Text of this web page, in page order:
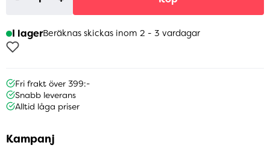
I lagerBeräknas skickas inom 2 - 3 vardagar
Fri frakt över 399:-
Snabb leverans
Alltid låga priser
Kampanj